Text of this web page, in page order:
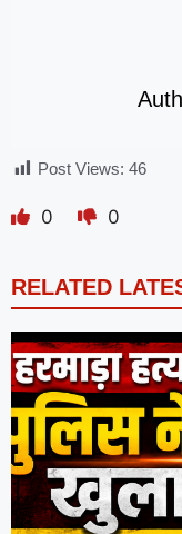
Post Views: 46
0 0
RELATED